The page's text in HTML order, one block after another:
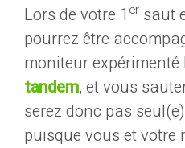
Lors de votre 1 er saut
pourrez être
moniteur expérimenté
tandem, et vous
serez donc pas
puisque vous et votre